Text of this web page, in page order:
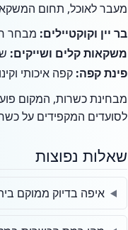
מעבר לאוכל, תחום
בר יין וקוקטיילים: מבחר
משקאות קלים ושייקים:
פינת קפה: קפה איכותי
לסועדים המקפידים על
שאלות נפוצות
איפה בדיוק ממוקם